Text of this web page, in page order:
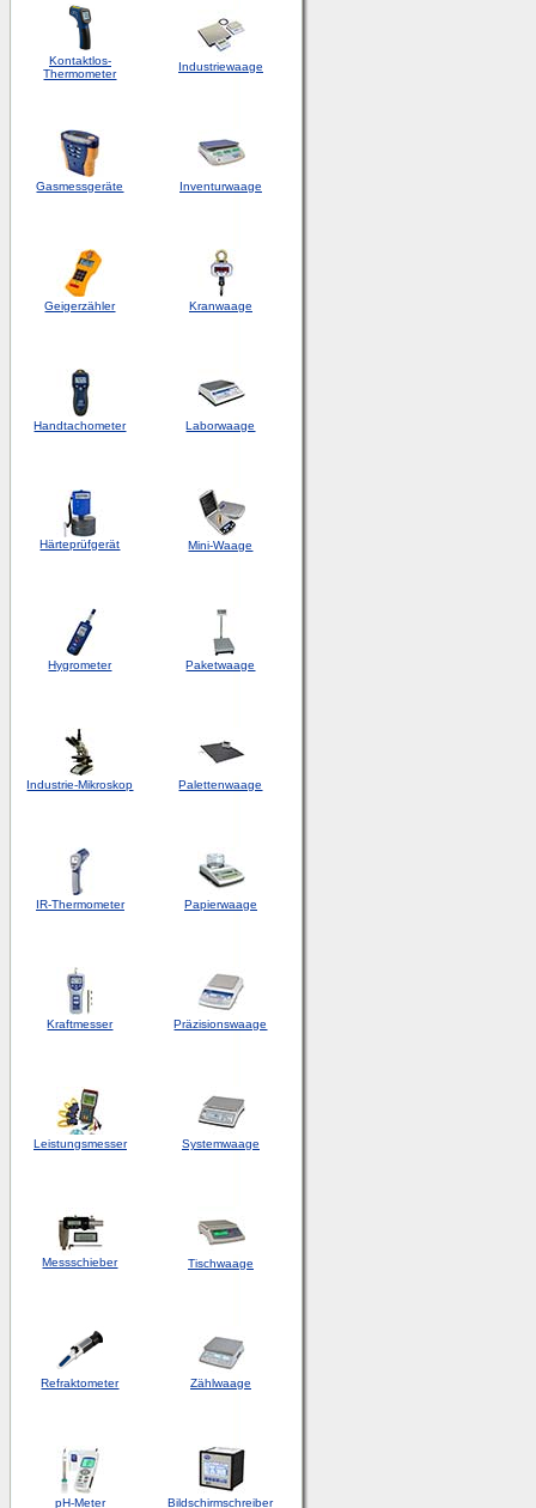
Kontaktlos-
Thermometer
Industriewaage
Gasmessgeräte Inventurwaage
Geigerzähler Kranwaage
Handtachometer Laborwaage
Härteprüfgerät Mini-Waage
Hygrometer Paketwaage
Industrie-Mikroskop Palettenwaage
IR-Thermometer Papierwaage
Kraftmesser Präzisionswaage
Leistungsmesser Systemwaage
Messschieber Tischwaage
Refraktometer Zählwaage
pH-Meter Bildschirmschreiber